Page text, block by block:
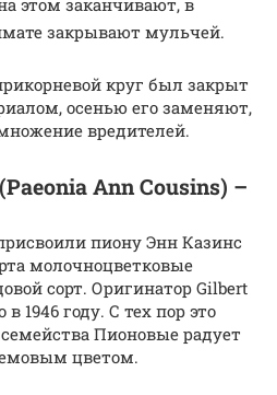
этом заканчивают, в
закрывают мульчей.
круг был закрыт
осенью его заменяют,
вредителей.
Ann Cousins) –
пиону Энн Казинс
молочноцветковые
сорт. Оригинатор Gilbert
1946 году. С тех пор это
Пионовые радует
цветом.